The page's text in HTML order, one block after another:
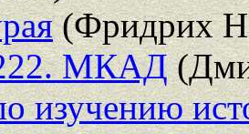
(Фридрих
МКАД
изучению